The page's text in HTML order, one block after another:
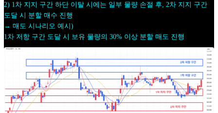
2) 1차 지지 구간 하단 이탈 시에는 일부 물량 손절 후, 2차 지지 구간
도달 시 분할 매수 진행
→ 매도 시나리오 예시)
1차 저항 구간 도달 시 보유 물량의 30% 이상 분할 매도 진행